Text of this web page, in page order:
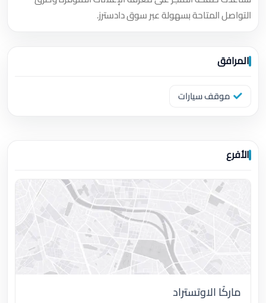
التواصل المتاحة بسهولة عبر سوق دادسترز.
المرافق
موقف سيارات
الأفرع
ماركًا الاوتستراد